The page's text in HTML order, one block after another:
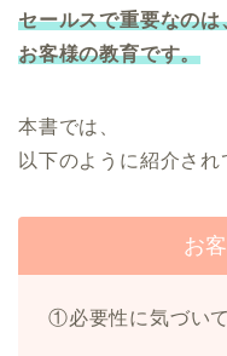
セールスで重要なのは
お客様の教育です。
本書では、
以下のように紹介され
お
①必要性に気づい